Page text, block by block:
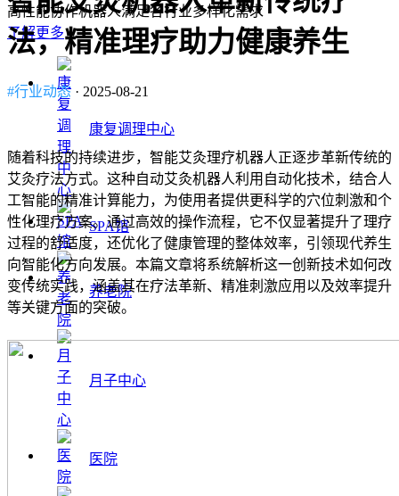
高性能协作机器人满足各行业多样化需求
了解更多
康复调理中心
SPA馆
养老院
月子中心
医院
法，精准理疗助力健康养生
#行业动态 · 2025-08-21
随着科技的持续进步，智能艾灸理疗机器人正逐步革新传统的
艾灸疗法方式。这种自动艾灸机器人利用自动化技术，结合人
工智能的精准计算能力，为使用者提供更科学的穴位刺激和个
性化理疗方案。通过高效的操作流程，它不仅显著提升了理疗
过程的舒适度，还优化了健康管理的整体效率，引领现代养生
向智能化方向发展。本篇文章将系统解析这一创新技术如何改
变传统实践，涵盖其在疗法革新、精准刺激应用以及效率提升
等关键方面的突破。